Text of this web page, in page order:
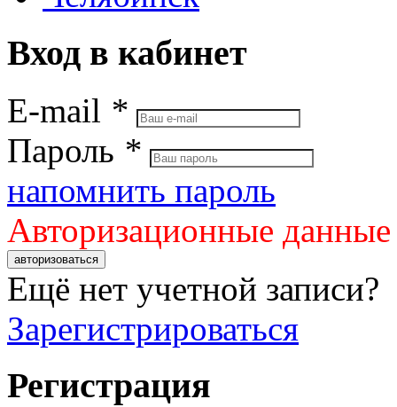
Вход в кабинет
E-mail *
Пароль *
напомнить пароль
Авторизационные
авторизоваться
Ещё нет учетной записи?
Зарегистрироваться
Регистрация